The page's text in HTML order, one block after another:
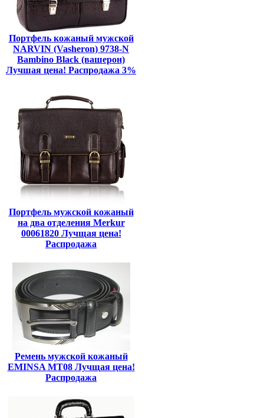
Портфель кожаный мужской
NARVIN (Vasheron) 9738-N
Bambino Black (вашерон)
Лучшая цена! Распродажа 3%
Портфель мужской кожаный
на два отделения Merkur
00061820 Лучщая цена!
Распродажа
Ремень мужской кожаный
EMINSA MT08 Лучщая цена!
Распродажа